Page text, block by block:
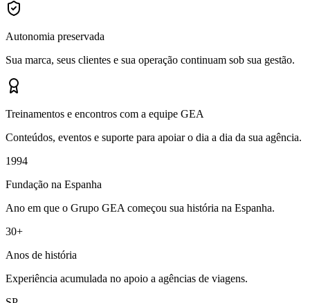
Autonomia preservada
Sua marca, seus clientes e sua operação continuam sob sua gestão.
Treinamentos e encontros com a equipe GEA
Conteúdos, eventos e suporte para apoiar o dia a dia da sua agência.
1994
Fundação na Espanha
Ano em que o Grupo GEA começou sua história na Espanha.
30+
Anos de história
Experiência acumulada no apoio a agências de viagens.